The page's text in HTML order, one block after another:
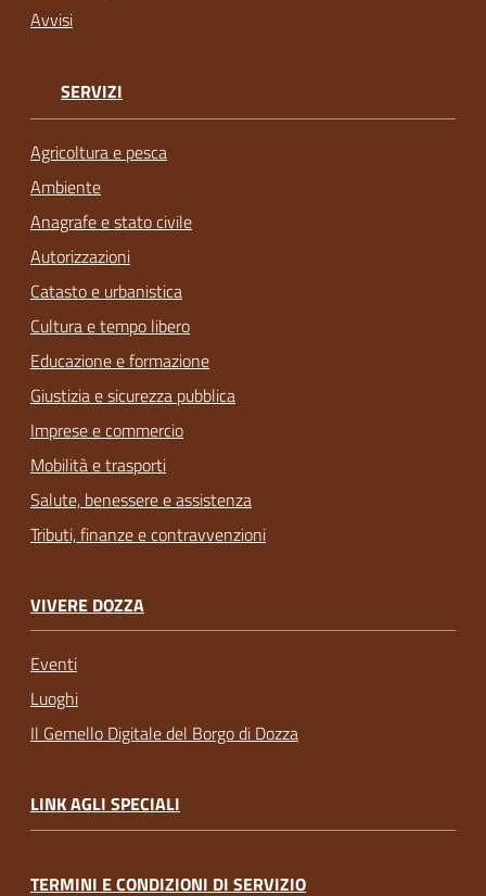
Avvisi
SERVIZI
Agricoltura e pesca
Ambiente
Anagrafe e stato civile
Autorizzazioni
Catasto e urbanistica
Cultura e tempo libero
Educazione e formazione
Giustizia e sicurezza pubblica
Imprese e commercio
Mobilità e trasporti
Salute, benessere e assistenza
Tributi, finanze e contravvenzioni
VIVERE DOZZA
Eventi
Luoghi
Il Gemello Digitale del Borgo di Dozza
LINK AGLI SPECIALI
TERMINI E CONDIZIONI DI SERVIZIO